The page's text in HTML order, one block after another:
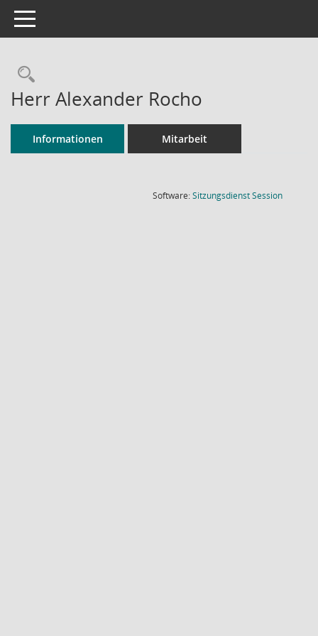
Toggle navigation
Rechercheauswahl
Herr Alexander Rocho
Informationen Mitarbeit
Software:SitzungsdienstSession(Wird in